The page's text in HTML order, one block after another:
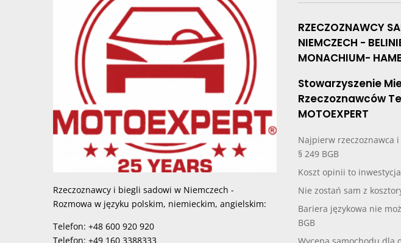
Rzeczoznawcy i biegli sadowi w Niemczech -
Rozmowa w języku polskim, niemieckim, angielskim:
Telefon: +48 600 920 920
Telefon: +49 160 3388333
RZECZOZNAWCY
NIEMCZECH -
MONACHIUM-
Stowarzyszenie
Rzeczoznawców
MOTOEXPERT
Najpierw rzeczoznawca
§ 249 BGB
Koszt opinii to
Nie zostań sam z
Bariera językowa nie
BGB
Wycena samochodu dla